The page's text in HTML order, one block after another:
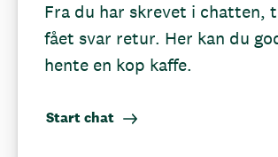
Fra du har skrevet i chatten,
fået svar retur. Her kan du
hente en kop kaffe.
Start chat